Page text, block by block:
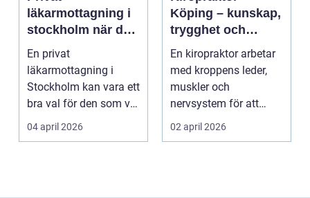
läkarmottagning i
stockholm när du
vill ha tid, trygghet
och specialistvård
En privat
läkarmottagning i
Stockholm kan vara ett
bra val för den som vill
träffa en erfaren
specia...
04 april 2026
Köping – kunskap,
trygghet och
behandling som
gör skillnad
En kiropraktor arbetar
med kroppens leder,
muskler och
nervsystem för att
minska smärta, f...
02 april 2026